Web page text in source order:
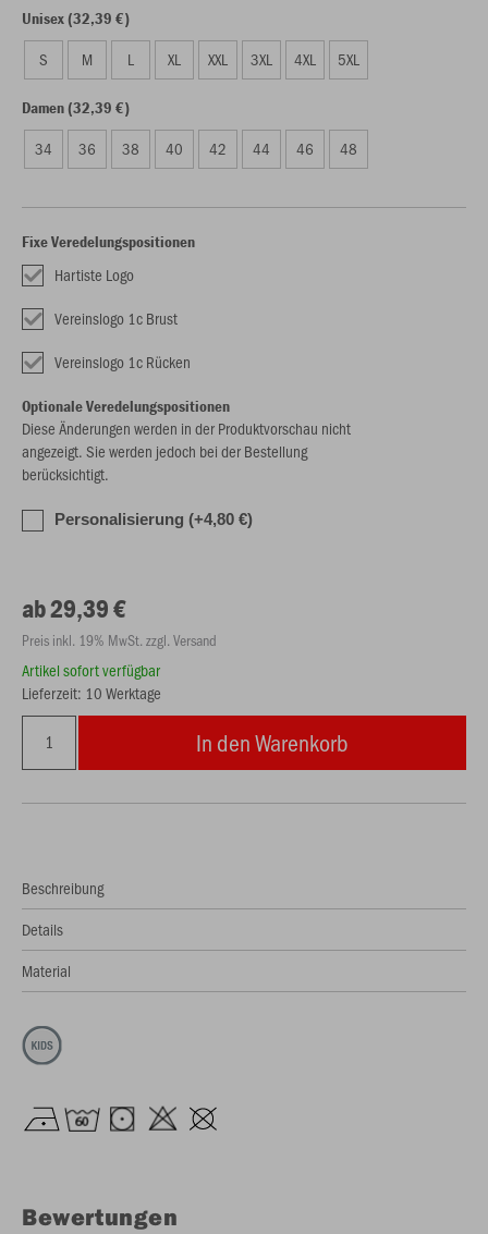
Unisex (32,39 €)
S M L XL XXL 3XL 4XL 5XL
Damen (32,39 €)
34 36 38 40 42 44 46 48
Fixe Veredelungspositionen
Hartiste Logo
Vereinslogo 1c Brust
Vereinslogo 1c Rücken
Optionale Veredelungspositionen
Diese Änderungen werden in der Produktvorschau nicht
angezeigt. Sie werden jedoch bei der Bestellung
berücksichtigt.
Personalisierung (+4,80 €)
ab 29,39 €
Preis inkl. 19% MwSt. zzgl. Versand
Artikel sofort verfügbar
Lieferzeit: 10 Werktage
In den Warenkorb
Beschreibung
Details
Material
Bewertungen